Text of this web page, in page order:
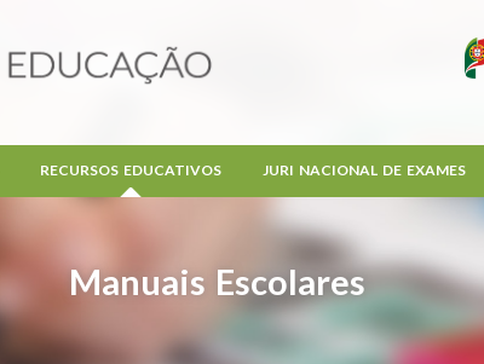
Manuais Escolares
RECURSOS EDUCATIVOS JURI NACIONAL DE EXAMES